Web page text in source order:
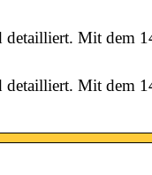
detailliert. Mit dem
detailliert. Mit dem